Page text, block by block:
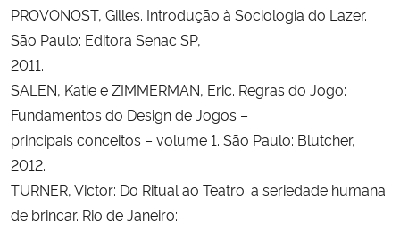
PROVONOST, Gilles. Introdução à Sociologia do Lazer.
São Paulo: Editora Senac SP,
2011.
SALEN, Katie e ZIMMERMAN, Eric. Regras do Jogo:
Fundamentos do Design de Jogos –
principais conceitos – volume 1. São Paulo: Blutcher,
2012.
TURNER, Victor: Do Ritual ao Teatro: a seriedade humana
de brincar. Rio de Janeiro: